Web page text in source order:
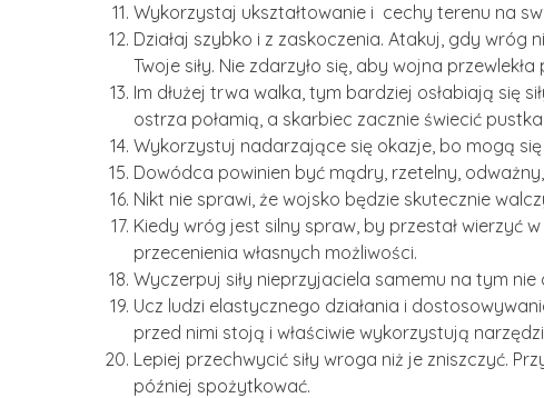
Wykorzystaj ukształtowanie i cechy terenu na
Działaj szybko i z zaskoczenia. Atakuj, gdy
Twoje siły. Nie zdarzyło się, aby wojna
Im dłużej trwa walka, tym bardziej osłabiają się
ostrza połamią, a skarbiec zacznie świecić
Wykorzystuj nadarzające się okazje, bo mogą
Dowódca powinien być mądry, rzetelny,
Nikt nie sprawi, że wojsko będzie skutecznie
Kiedy wróg jest silny spraw, by przestał wierzyć
przecenienia własnych możliwości.
Wyczerpuj siły nieprzyjaciela samemu na tym nie
Ucz ludzi elastycznego działania i
przed nimi stoją i właściwie wykorzystują
Lepiej przechwycić siły wroga niż je zniszczyć.
później spożytkować.